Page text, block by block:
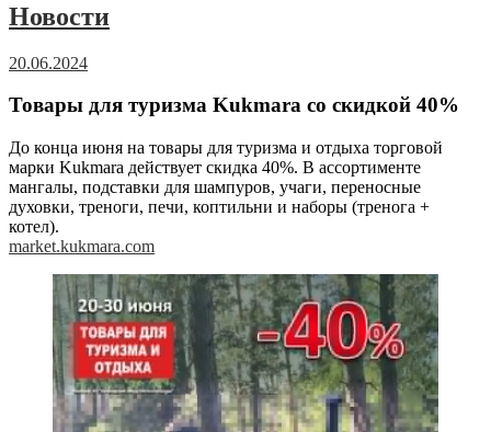
Новости
20.06.2024
Товары для туризма Kukmara со скидкой 40%
До конца июня на товары для туризма и отдыха торговой
марки Kukmara действует скидка 40%. В ассортименте
мангалы, подставки для шампуров, учаги, переносные
духовки, треноги, печи, коптильни и наборы (тренога +
котел).
market.kukmara.com